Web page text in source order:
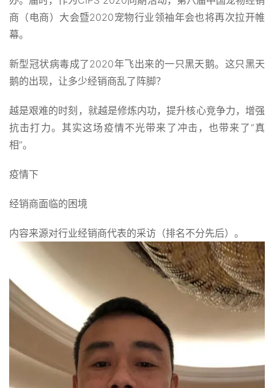
商（电商）大会暨2020宠物行业领袖年会也将再次拉开帷
幕。
新型冠状病毒成了2020年飞出来的一只黑天鹅。这只黑天
鹅的出现，让多少经销商乱了阵脚？
越是艰难的时刻，就越是修炼内功，提升核心竞争力，增强
抗击打力。其实这场疫情不光带来了冲击，也带来了“真
相”。
疫情下
经销商面临的困境
内容来源对行业经销商代表的采访（排名不分先后）。